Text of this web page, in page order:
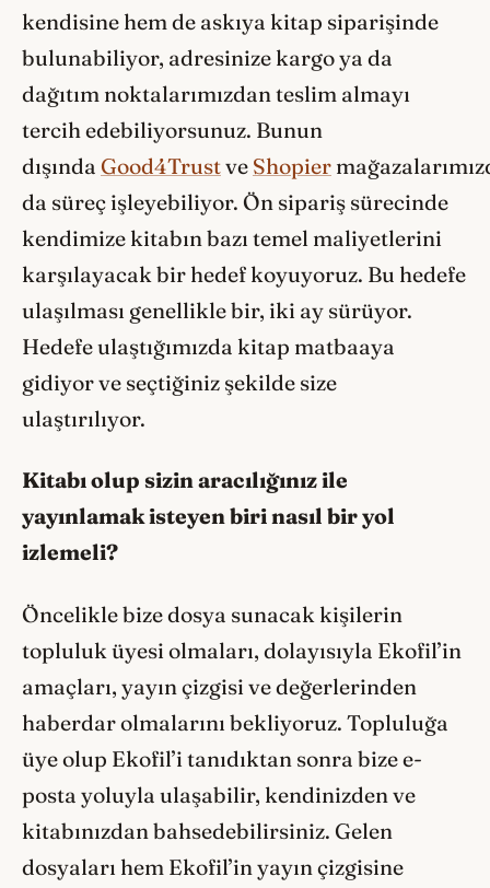
kendisine hem de askıya kitap siparişinde
bulunabiliyor, adresinize kargo ya da
dağıtım noktalarımızdan teslim almayı
tercih edebiliyorsunuz. Bunun
dışında Good4Trustve Shopier
da süreç işleyebiliyor. Ön sipariş sürecinde
kendimize kitabın bazı temel maliyetlerini
karşılayacak bir hedef koyuyoruz. Bu hedefe
ulaşılması genellikle bir, iki ay sürüyor.
Hedefe ulaştığımızda kitap matbaaya
gidiyor ve seçtiğiniz şekilde size
ulaştırılıyor.
Kitabı olup sizin aracılığınız ile
yayınlamak isteyen biri nasıl bir yol
izlemeli?
Öncelikle bize dosya sunacak kişilerin
topluluk üyesi olmaları, dolayısıyla Ekofil’in
amaçları, yayın çizgisi ve değerlerinden
haberdar olmalarını bekliyoruz. Topluluğa
üye olup Ekofil’i tanıdıktan sonra bize e-
posta yoluyla ulaşabilir, kendinizden ve
kitabınızdan bahsedebilirsiniz. Gelen
dosyaları hem Ekofil’in yayın çizgisine